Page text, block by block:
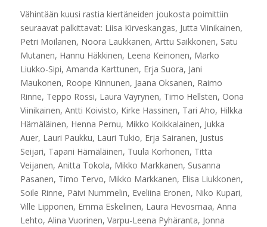
Vähintään kuusi rastia kiertäneiden joukosta poimittiin
seuraavat palkittavat: Liisa Kirveskangas, Jutta Viinikainen,
Petri Moilanen, Noora Laukkanen, Arttu Saikkonen, Satu
Mutanen, Hannu Häkkinen, Leena Keinonen, Marko
Liukko-Sipi, Amanda Karttunen, Erja Suora, Jani
Maukonen, Roope Kinnunen, Jaana Oksanen, Raimo
Rinne, Teppo Rossi, Laura Väyrynen, Timo Hellsten, Oona
Viinikainen, Antti Koivisto, Kirke Hassinen, Tari Aho, Hilkka
Hämäläinen, Henna Pernu, Mikko Koikkalainen, Jukka
Auer, Lauri Paukku, Lauri Tukio, Erja Sairanen, Justus
Seijari, Tapani Hämäläinen, Tuula Korhonen, Titta
Veijanen, Anitta Tokola, Mikko Markkanen, Susanna
Pasanen, Timo Tervo, Mikko Markkanen, Elisa Liukkonen,
Soile Rinne, Päivi Nummelin, Eveliina Eronen, Niko Kupari,
Ville Lipponen, Emma Eskelinen, Laura Hevosmaa, Anna
Lehto, Alina Vuorinen, Varpu-Leena Pyhäranta, Jonna